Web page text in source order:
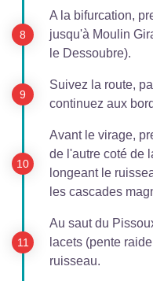
A la bifurcation,
jusqu'à Moulin
le Dessoubre).
Suivez la route,
continuez aux
Avant le virage,
de l'autre coté de
longeant le
les cascades
Au saut du
lacets (pente
ruisseau.